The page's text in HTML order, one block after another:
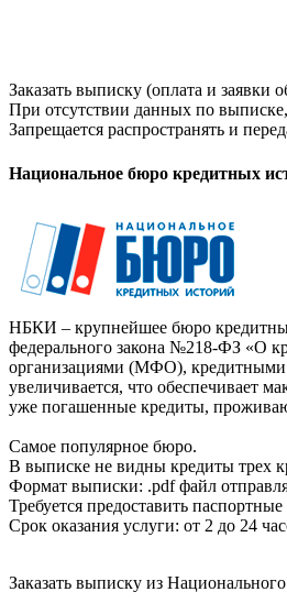
Заказать выписку (оплата и заявки
При отсутствии данных по
Запрещается распространять и
Национальное бюро кредитных
НБКИ – крупнейшее бюро
федерального закона №218-ФЗ «О
организациями (МФО), кредитными
увеличивается, что обеспечивает
уже погашенные кредиты,
Самое популярное бюро.
В выписке не видны кредиты трех
Формат выписки: .pdf файл
Требуется предоставить
Срок оказания услуги: от 2 до 24
Заказать выписку из